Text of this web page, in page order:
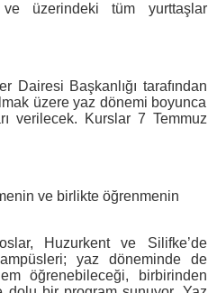
üzerindeki tüm yurttaşlar
Dairesi Başkanlığı tarafından
üzere yaz dönemi boyunca
verilecek. Kurslar 7 Temmuz
ve birlikte öğrenmenin
Huzurkent ve Silifke’de
yaz döneminde de
öğrenebileceği, birbirinden